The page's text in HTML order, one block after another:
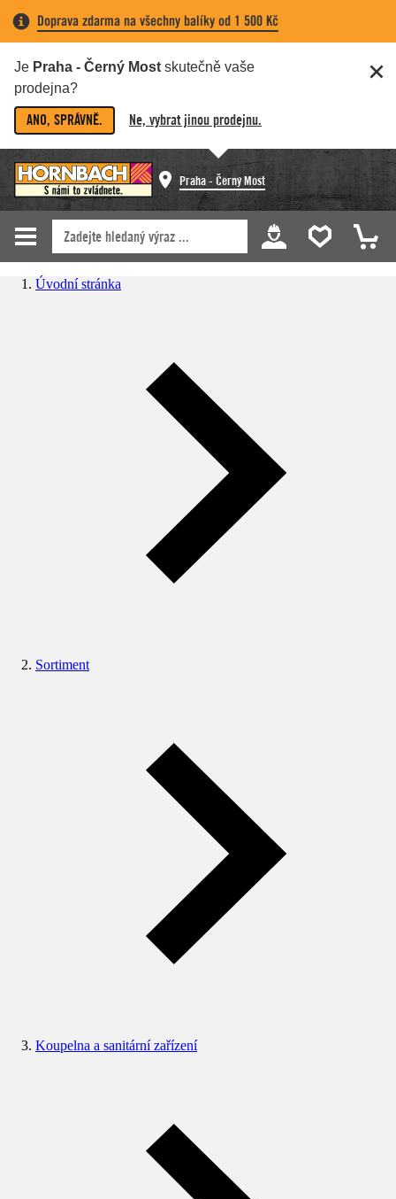
Doprava zdarma na všechny balíky od 1 500 Kč
Je Praha - Černý Most skutečně vaše
prodejna?
ANO, SPRÁVNĚ. Ne, vybrat jinou prodejnu.
Praha - Černý Most
Úvodní stránka
Sortiment
Koupelna a sanitární zařízení